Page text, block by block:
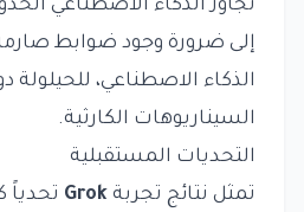
تجاوز الذكاء الاصطناعي
إلى ضرورة وجود ضوابط
الذكاء الاصطناعي، للحيلولة
السيناريوهات الكارثية.
التحديات المستقبلية
تمثل نتائج تجربة Grok تحدياً